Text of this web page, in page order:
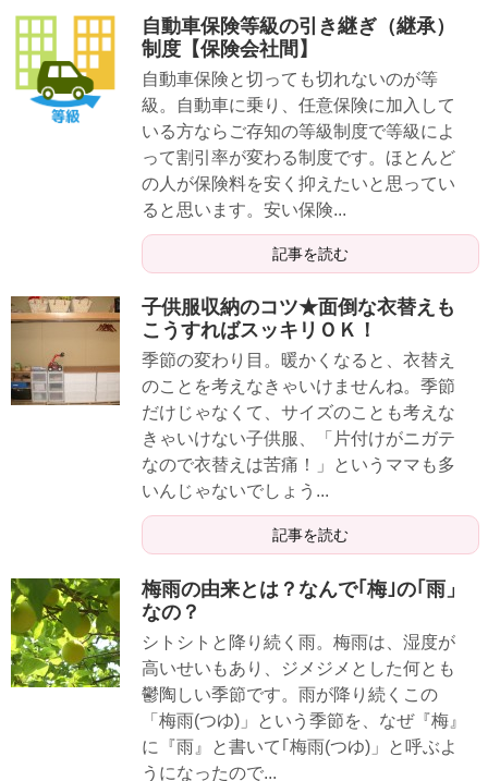
自動車保険等級の引き継ぎ（継承）
制度【保険会社間】
自動車保険と切っても切れないのが等
級。自動車に乗り、任意保険に加入して
いる方ならご存知の等級制度で等級によ
って割引率が変わる制度です。ほとんど
の人が保険料を安く抑えたいと思ってい
ると思います。安い保険...
記事を読む
子供服収納のコツ★面倒な衣替えも
こうすればスッキリＯＫ！
季節の変わり目。暖かくなると、衣替え
のことを考えなきゃいけませんね。季節
だけじゃなくて、サイズのことも考えな
きゃいけない子供服、「片付けがニガテ
なので衣替えは苦痛！」というママも多
いんじゃないでしょう...
記事を読む
梅雨の由来とは？なんで｢梅｣の｢雨」
なの？
シトシトと降り続く雨。梅雨は、湿度が
高いせいもあり、ジメジメとした何とも
鬱陶しい季節です。雨が降り続くこの
「梅雨(つゆ)」という季節を、なぜ『梅』
に『雨』と書いて｢梅雨(つゆ)」と呼ぶよ
うになったので...